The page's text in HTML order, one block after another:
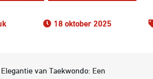
18 oktober 2025
van Taekwondo: Een